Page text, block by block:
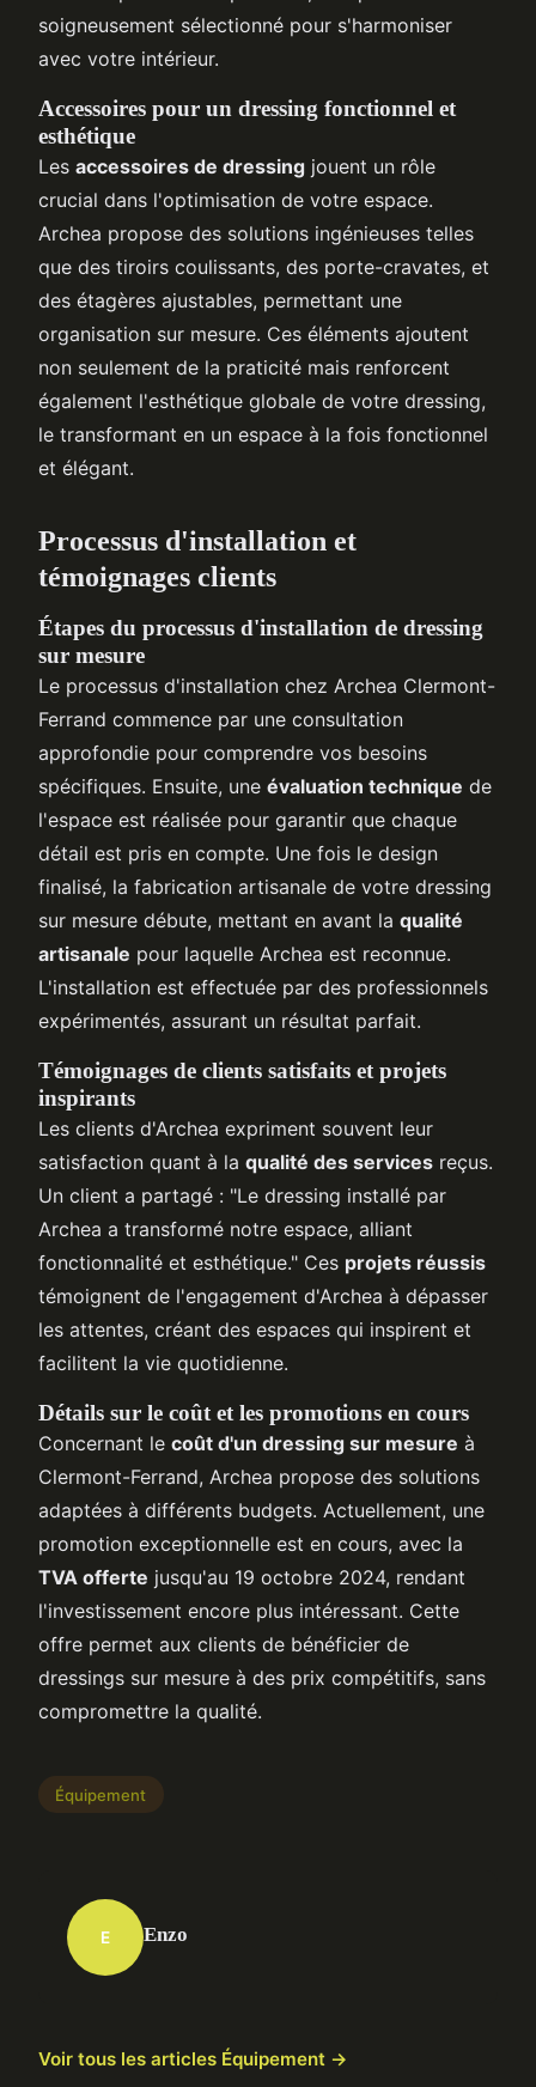
soigneusement sélectionné pour s'harmoniser
avec votre intérieur.
Accessoires pour un dressing fonctionnel et
esthétique
Les accessoires de dressing jouent un rôle
crucial dans l'optimisation de votre espace.
Archea propose des solutions ingénieuses telles
que des tiroirs coulissants, des porte-cravates, et
des étagères ajustables, permettant une
organisation sur mesure. Ces éléments ajoutent
non seulement de la praticité mais renforcent
également l'esthétique globale de votre dressing,
le transformant en un espace à la fois fonctionnel
et élégant.
Processus d'installation et
témoignages clients
Étapes du processus d'installation de dressing
sur mesure
Le processus d'installation chez Archea Clermont-
Ferrand commence par une consultation
approfondie pour comprendre vos besoins
spécifiques. Ensuite, une évaluation technique de
l'espace est réalisée pour garantir que chaque
détail est pris en compte. Une fois le design
finalisé, la fabrication artisanale de votre dressing
sur mesure débute, mettant en avant la qualité
artisanale pour laquelle Archea est reconnue.
L'installation est effectuée par des professionnels
expérimentés, assurant un résultat parfait.
Témoignages de clients satisfaits et projets
inspirants
Les clients d'Archea expriment souvent leur
satisfaction quant à la qualité des services reçus.
Un client a partagé : "Le dressing installé par
Archea a transformé notre espace, alliant
fonctionnalité et esthétique." Ces projets réussis
témoignent de l'engagement d'Archea à dépasser
les attentes, créant des espaces qui inspirent et
facilitent la vie quotidienne.
Détails sur le coût et les promotions en cours
Concernant le coût d'un dressing sur mesure à
Clermont-Ferrand, Archea propose des solutions
adaptées à différents budgets. Actuellement, une
promotion exceptionnelle est en cours, avec la
TVA offerte jusqu'au 19 octobre 2024, rendant
l'investissement encore plus intéressant. Cette
offre permet aux clients de bénéficier de
dressings sur mesure à des prix compétitifs, sans
compromettre la qualité.
Équipement
E Enzo
Voir tous les articles Équipement →